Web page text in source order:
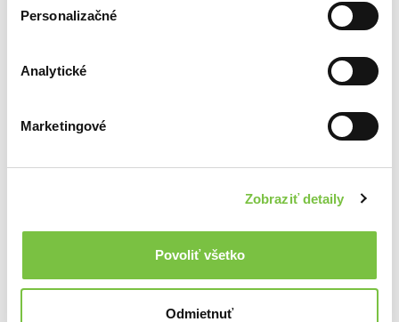
Personalizačné
Analytické
Marketingové
Zobraziť detaily
Povoliť všetko
Odmietnuť
teba najlepšie
a albumy pre rok
9